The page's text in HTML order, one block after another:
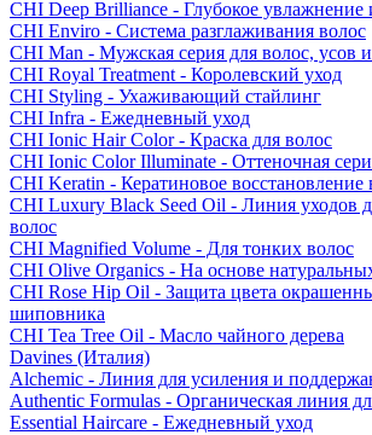
CHI Deep Brilliance - Глубокое увлажнение
CHI Enviro - Система разглаживания волос
CHI Man - Мужская серия для волос, усов
CHI Royal Treatment - Королевский уход
CHI Styling - Ухаживающий стайлинг
CHI Infra - Ежедневный уход
CHI Ionic Hair Color - Краска для волос
CHI Ionic Color Illuminate - Оттеночная
CHI Keratin - Кератиновое восстановление
CHI Luxury Black Seed Oil - Линия уходов
волос
CHI Magnified Volume - Для тонких волос
CHI Olive Organics - На основе
CHI Rose Hip Oil - Защита цвета
шиповника
CHI Tea Tree Oil - Масло чайного дерева
Davines (Италия)
Alchemic - Линия для усиления и
Authentic Formulas - Органическая линия
Essential Haircare - Eжедневный уход